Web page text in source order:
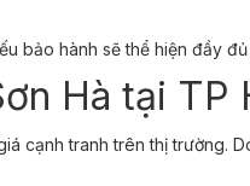
bảo hành sẽ thể hiện đầy
Hà tại TP
cạnh tranh trên thị